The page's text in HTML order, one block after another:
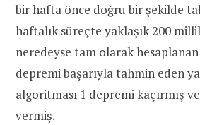
bir hafta önce doğru bir şekilde
haftalık süreçte yaklaşık 200
neredeyse tam olarak
depremi başarıyla tahmin eden
algoritması 1 depremi kaçırmış
vermiş.